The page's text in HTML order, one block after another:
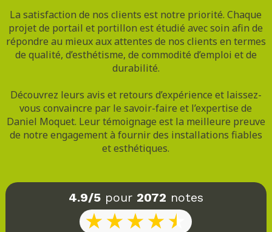
La satisfaction de nos clients est notre priorité. Chaque
projet de portail et portillon est étudié avec soin afin de
répondre au mieux aux attentes de nos clients en termes
de qualité, d’esthétisme, de commodité d’emploi et de
durabilité.
Découvrez leurs avis et retours d’expérience et laissez-
vous convaincre par le savoir-faire et l’expertise de
Daniel Moquet. Leur témoignage est la meilleure preuve
de notre engagement à fournir des installations fiables
et esthétiques.
4.9/5pour 2072 notes